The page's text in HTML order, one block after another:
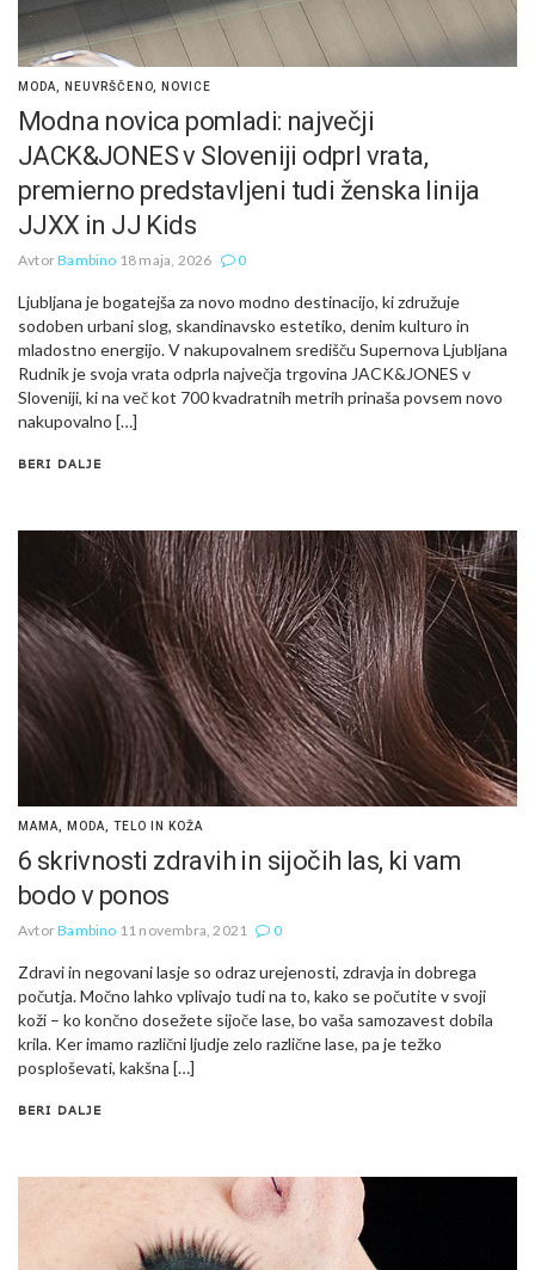
MODA NEUVRŠČENO NOVICE
Modna novica pomladi: največji
JACK&JONES v Sloveniji odprl vrata,
premierno predstavljeni tudi ženska linija
JJXX in JJ Kids
AvtorBambino 18 maja, 2026 0
Ljubljana je bogatejša za novo modno destinacijo, ki združuje
sodoben urbani slog, skandinavsko estetiko, denim kulturo in
mladostno energijo. V nakupovalnem središču Supernova Ljubljana
Rudnik je svoja vrata odprla največja trgovina JACK&JONES v
Sloveniji, ki na več kot 700 kvadratnih metrih prinaša povsem novo
nakupovalno […]
BERI DALJE
MAMA MODA TELO IN KOŽA
6 skrivnosti zdravih in sijočih las, ki vam
bodo v ponos
AvtorBambino 11 novembra, 2021 0
Zdravi in negovani lasje so odraz urejenosti, zdravja in dobrega
počutja. Močno lahko vplivajo tudi na to, kako se počutite v svoji
koži – ko končno dosežete sijoče lase, bo vaša samozavest dobila
krila. Ker imamo različni ljudje zelo različne lase, pa je težko
posploševati, kakšna […]
BERI DALJE